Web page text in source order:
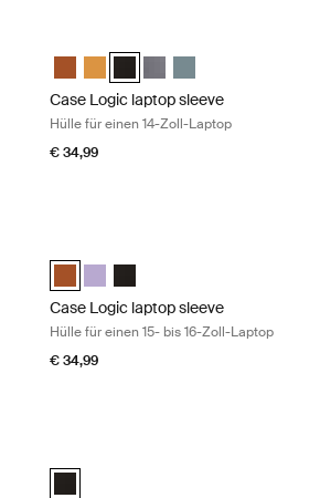
(selected)
Arona Blue
Case Logic 14" laptop sleeve Rustic
Case Logic 14" laptop sleeve
Case Logic 14" laptop sleeve
Case Logic 14" laptop
Case Logic 14"
Case Logic laptop sleeve
Hülle für einen 14-Zoll-Laptop
€ 34,99
Arona Blue (selected)
Case Logic 15-16" Laptop Sleeve
Case Logic 15-16" Laptop Sleeve
Case Logic 15-16" Laptop
Case Logic laptop sleeve
Hülle für einen 15- bis 16-Zoll-Laptop
€ 34,99
(selected)
Case Logic 10-11.6" Chromebooks™/